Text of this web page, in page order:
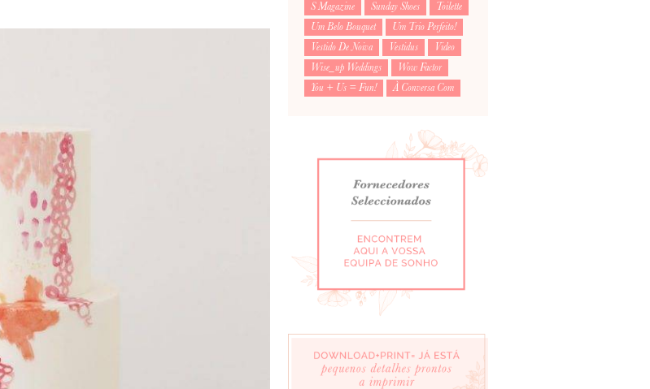
S Magazine
Sunday Shoes
Toilette
Um Belo Bouquet
Um Trio Perfeito!
Vestido De Noiva
Vestidus
Video
Wise_up Weddings
Wow Factor
You + Us = Fun!
À Conversa Com